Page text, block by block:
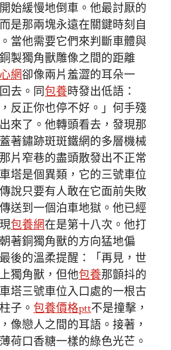
始緩慢地倒車。他最討厭的
是那兩塊永遠在關鍵時刻自
當他需要它們來判斷車體與
製獨角獸雕像之間的距離
網卻像兩片羞澀的耳朵一
去。同包養時發出低語：
反正你也停不好。」何手殘
來了。他轉頭看去，發現那
著鏽跡斑斑鐵網的多層機械
片窄巷的盡頭散發出不正常
塔是個異類，它的三號車位
說只要有人敢在它面前失敗
送到一個泊車地獄。他已經
包養網在是第十八次。他打
著銅獨角獸的方向猛地偏
後的溫柔提醒：「再見，世
獨角獸，但他包養那顫抖的
塔三號車位入口處的一根古
子。 包養價格ptt不是撞擊，
像戀人之間的耳語。接著，
荷口香糖一樣的綠色光芒。